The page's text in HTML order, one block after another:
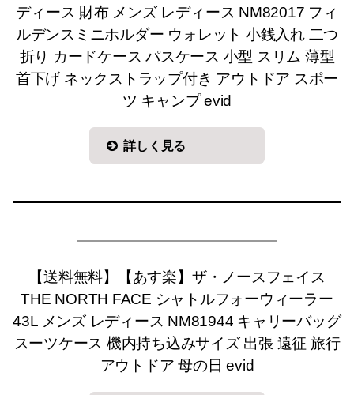
ディース 財布 メンズ レディース NM82017 フィ
ルデンスミニホルダー ウォレット 小銭入れ 二つ
折り カードケース パスケース 小型 スリム 薄型
首下げ ネックストラップ付き アウトドア スポー
ツ キャンプ evid
詳しく見る
【送料無料】【あす楽】ザ・ノースフェイス
THE NORTH FACE シャトルフォーウィーラー
43L メンズ レディース NM81944 キャリーバッグ
スーツケース 機内持ち込みサイズ 出張 遠征 旅行
アウトドア 母の日 evid